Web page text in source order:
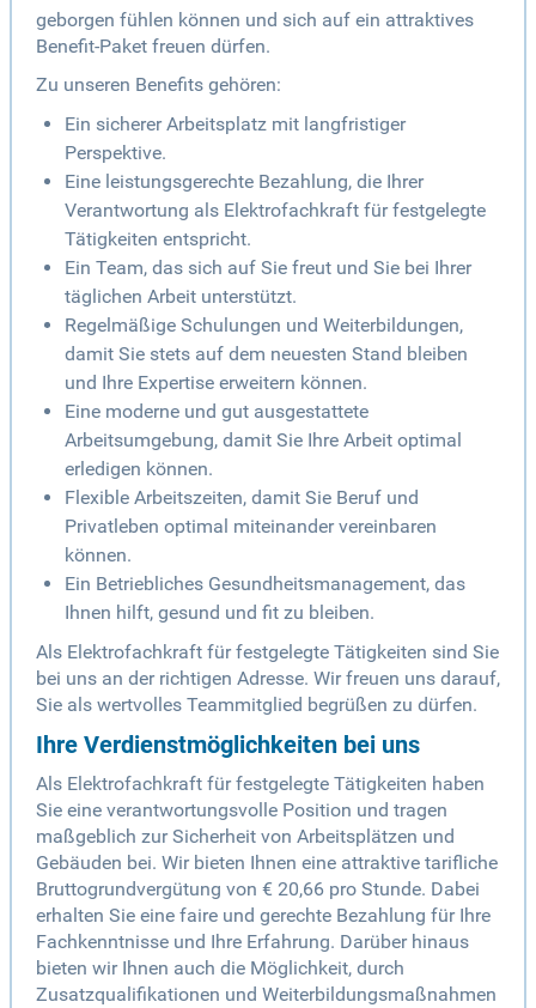
geborgen fühlen können und sich auf ein attraktives
Benefit-Paket freuen dürfen.
Zu unseren Benefits gehören:
Ein sicherer Arbeitsplatz mit langfristiger
Perspektive.
Eine leistungsgerechte Bezahlung, die Ihrer
Verantwortung als Elektrofachkraft für festgelegte
Tätigkeiten entspricht.
Ein Team, das sich auf Sie freut und Sie bei Ihrer
täglichen Arbeit unterstützt.
Regelmäßige Schulungen und Weiterbildungen,
damit Sie stets auf dem neuesten Stand bleiben
und Ihre Expertise erweitern können.
Eine moderne und gut ausgestattete
Arbeitsumgebung, damit Sie Ihre Arbeit optimal
erledigen können.
Flexible Arbeitszeiten, damit Sie Beruf und
Privatleben optimal miteinander vereinbaren
können.
Ein Betriebliches Gesundheitsmanagement, das
Ihnen hilft, gesund und fit zu bleiben.
Als Elektrofachkraft für festgelegte Tätigkeiten sind Sie
bei uns an der richtigen Adresse. Wir freuen uns darauf,
Sie als wertvolles Teammitglied begrüßen zu dürfen.
Ihre Verdienstmöglichkeiten bei uns
Als Elektrofachkraft für festgelegte Tätigkeiten haben
Sie eine verantwortungsvolle Position und tragen
maßgeblich zur Sicherheit von Arbeitsplätzen und
Gebäuden bei. Wir bieten Ihnen eine attraktive tarifliche
Bruttogrundvergütung von € 20,66 pro Stunde. Dabei
erhalten Sie eine faire und gerechte Bezahlung für Ihre
Fachkenntnisse und Ihre Erfahrung. Darüber hinaus
bieten wir Ihnen auch die Möglichkeit, durch
Zusatzqualifikationen und Weiterbildungsmaßnahmen